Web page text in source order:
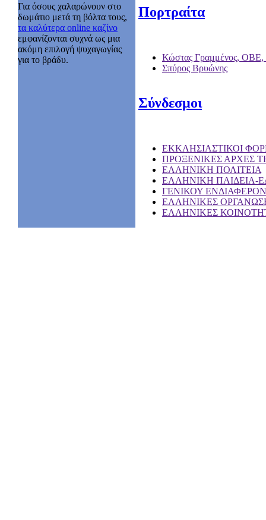
Για όσους χαλαρώνουν στο
δωμάτιο μετά τη βόλτα τους,
τα καλύτερα online καζίνο
εμφανίζονται συχνά ως μια
ακόμη επιλογή ψυχαγωγίας
για το βράδυ.
Πορτραίτα
Κώστας Γραμμένος, ΟΒΕ,
Σπύρος Βρυώνης
Σύνδεσμοι
EKKΛΗΣΙΑΣΤΙΚΟΙ
ΠΡΟΞΕΝΙΚΕΣ ΑΡΧΕΣ
ΕΛΛΗΝΙΚΗ ΠΟΛΙΤΕΙΑ
ΕΛΛΗΝΙΚΗ ΠΑΙΔΕΙΑ-
ΓΕΝΙΚΟΥ
ΕΛΛΗΝΙΚΕΣ
ΕΛΛΗΝΙΚΕΣ